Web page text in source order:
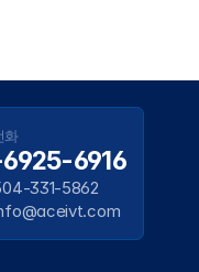
화
6916
331-5862